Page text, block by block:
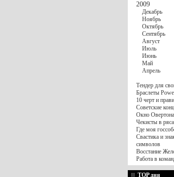
2009
Декабрь
Ноябрь
Октябрь
Сентябрь
Август
Июль
Июнь
Май
Апрель
Тендер для
Браслеты
10 черт и
Советские
Окно
Чекисты в
Где моя
Свастика и
символов
Восстание
Работа в
TOP дня